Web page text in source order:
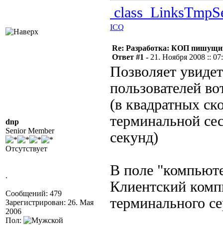
ICQ
dnp
Senior Member
Отсутствует
.
Сообщений: 479
Зарегистрирован: 26. Мая
2006
Пол:
Re: Разработка: КОП
Ответ #1 - 21. Ноября 2008 ::
Позволяет
пользователей
(в квадратных
терминальной
секунд)
В поле
Клиентский
терминального